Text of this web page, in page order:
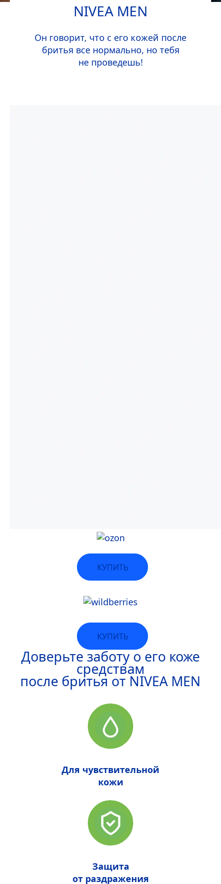
NIVEA MEN
Он говорит, что с его кожей после
бритья все нормально, но тебя
не проведешь!
КУПИТЬ
КУПИТЬ
Доверьте заботу о его коже
средствам
после бритья от NIVEA MEN
Для чувствительной
кожи
Защита
от раздражения